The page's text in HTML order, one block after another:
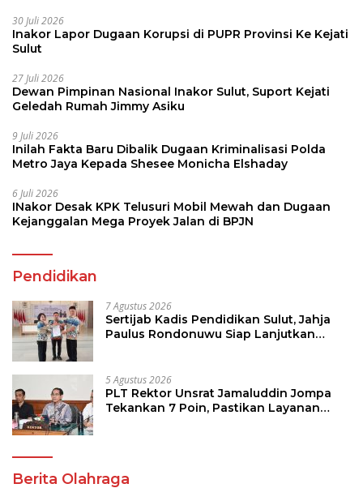
30 Juli 2026
Inakor Lapor Dugaan Korupsi di PUPR Provinsi Ke Kejati
Sulut
27 Juli 2026
Dewan Pimpinan Nasional Inakor Sulut, Suport Kejati
Geledah Rumah Jimmy Asiku
9 Juli 2026
Inilah Fakta Baru Dibalik Dugaan Kriminalisasi Polda
Metro Jaya Kepada Shesee Monicha Elshaday
6 Juli 2026
INakor Desak KPK Telusuri Mobil Mewah dan Dugaan
Kejanggalan Mega Proyek Jalan di BPJN
Pendidikan
7 Agustus 2026
Sertijab Kadis Pendidikan Sulut, Jahja
Paulus Rondonuwu Siap Lanjutkan
5 Agustus 2026
PLT Rektor Unsrat Jamaluddin Jompa
Tekankan 7 Poin, Pastikan Layanan
Berita Olahraga